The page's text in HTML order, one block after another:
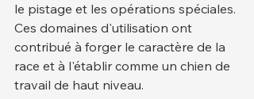
le pistage et les opérations spéciales.
Ces domaines d'utilisation ont
contribué à forger le caractère de la
race et à l'établir comme un chien de
travail de haut niveau.